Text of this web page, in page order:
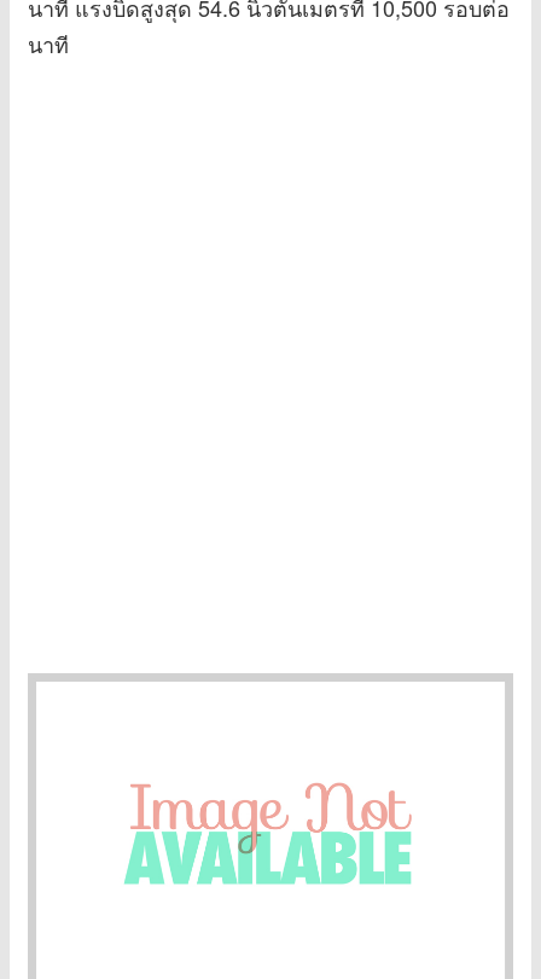
นาที แรงบิดสูงสุด 54.6 นิวตันเมตรที่ 10,500 รอบต่อ
นาที